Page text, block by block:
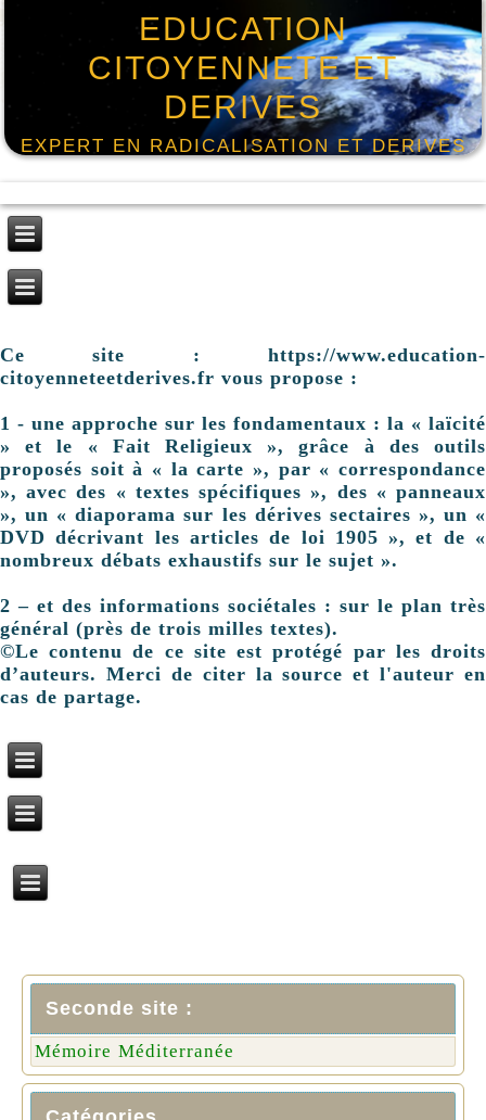
EDUCATION
CITOYENNETE ET
DERIVES
EXPERT EN RADICALISATION ET DERIVES
Ce site : https://www.education-
citoyenneteetderives.fr vous propose :
1 - une approche sur les fondamentaux : la « laïcité
» et le « Fait Religieux », grâce à des outils
proposés soit à « la carte », par « correspondance
», avec des « textes spécifiques », des « panneaux
», un « diaporama sur les dérives sectaires », un «
DVD décrivant les articles de loi 1905 », et de «
nombreux débats exhaustifs sur le sujet ».
2 – et des informations sociétales : sur le plan très
général (près de trois milles textes).
©Le contenu de ce site est protégé par les droits
d’auteurs. Merci de citer la source et l'auteur en
cas de partage.
Seconde site :
Mémoire Méditerranée